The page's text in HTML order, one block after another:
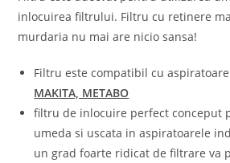
inlocuirea filtrului. Filtru cu retinere
murdaria nu mai are nicio sansa!
Filtru este compatibil cu
MAKITA, METABO
filtru de inlocuire perfect conceput
umeda si uscata in aspiratoarele
un grad foarte ridicat de filtrare va